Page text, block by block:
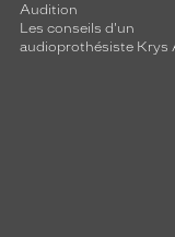
Audition
Les conseils d'un
audioprothésiste Krys